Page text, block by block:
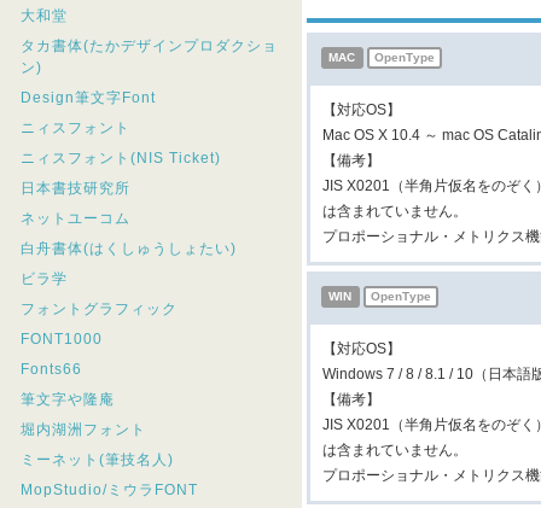
大和堂
タカ書体(たかデザインプロダクショ
ン)
Design筆文字Font
ニィスフォント
ニィスフォント(NIS Ticket)
日本書技研究所
ネットユーコム
白舟書体(はくしゅうしょたい)
ビラ学
フォントグラフィック
FONT1000
Fonts66
筆文字や隆庵
堀内湖洲フォント
ミーネット(筆技名人)
MopStudio/ミウラFONT
MAC OpenType
【対応OS】
Mac OS X 10.4 ～ mac OS
【備考】
JIS X0201（半角片仮名をのぞ
は含まれていません。
プロポーショナル・メトリクス
WIN OpenType
【対応OS】
Windows 7 / 8 / 8.1 / 10（日本語
【備考】
JIS X0201（半角片仮名をのぞ
は含まれていません。
プロポーショナル・メトリクス